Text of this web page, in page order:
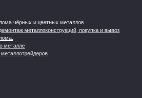
чёрных и цветных металлов
металлоконструкций, покупка и вывоз
металле